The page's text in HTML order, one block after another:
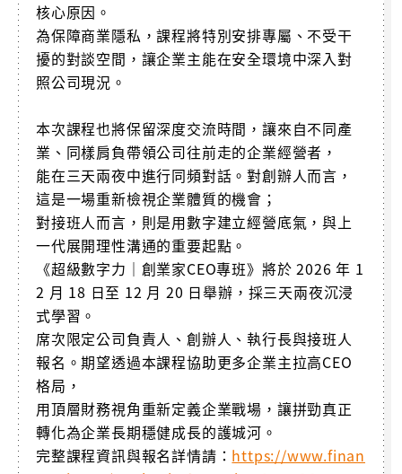
核心原因。
為保障商業隱私，課程將特別安排專屬、不受干
擾的對談空間，讓企業主能在安全環境中深入對
照公司現況。
本次課程也將保留深度交流時間，讓來自不同產
業、同樣肩負帶領公司往前走的企業經營者，
能在三天兩夜中進行同頻對話。對創辦人而言，
這是一場重新檢視企業體質的機會；
對接班人而言，則是用數字建立經營底氣，與上
一代展開理性溝通的重要起點。
《超級數字力｜創業家CEO專班》將於 2026 年 1
2 月 18 日至 12 月 20 日舉辦，採三天兩夜沉浸
式學習。
席次限定公司負責人、創辦人、執行長與接班人
報名。期望透過本課程協助更多企業主拉高CEO
格局，
用頂層財務視角重新定義企業戰場，讓拼勁真正
轉化為企業長期穩健成長的護城河。
完整課程資訊與報名詳情請： https://www.finan